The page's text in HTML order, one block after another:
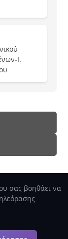
Ι.
σας βοηθάει να